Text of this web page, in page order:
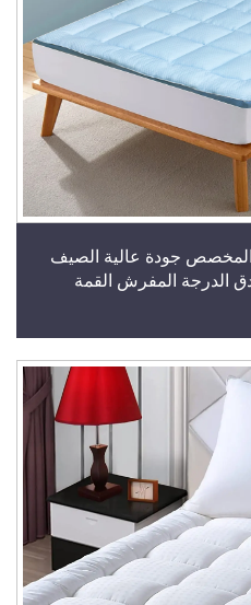
المخصص جودة عالية الصيف
الدرجة المفرش القمة